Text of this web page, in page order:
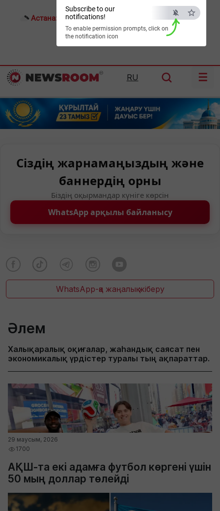
Subscribe to our
notifications!
To enable permission prompts, click on
the notification icon
Астана: 15°C Алматы: Шымкент:27°C
RU ☰
Сіздің жарнамаңыздың және
баннердің орны
Біздің оқырмандар күніге көрсін
WhatsApp арқылы байланысу
WhatsApp-қа жаңалық жіберу
Әлем
Халықаралық оқиғалар, жаһандық саясат пен
экономикалық үрдістер туралы тың ақпараттар.
29 маусым, 2026
1700
АҚШ-та екі адамға футбол көргені үшін
50 мың доллар төлейді